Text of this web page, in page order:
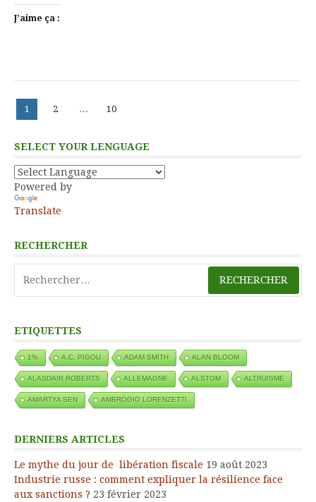
J’aime ça :
Pagination
des
publications
Page
1 Page
2 … Page
10
SELECT YOUR LENGUAGE
Powered by
Translate
RECHERCHER
ETIQUETTES
1% A.C. PIGOU ADAM SMITH ALAN BLOOM
ALASDAIR ROBERTS ALLEMAGNE ALSTOM ALTRUISME
AMARTYA SEN AMBROGIO LORENZETTI
DERNIERS ARTICLES
Le mythe du jour de libération fiscale 19 août 2023
Industrie russe : comment expliquer la résilience face
aux sanctions ? 23 février 2023